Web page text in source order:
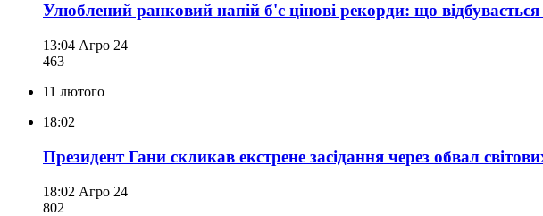
Улюблений ранковий напій б'є цінові рекорди: що
13:04 Агро 24
463
11 лютого
18:02
Президент Гани скликав екстрене засідання через обвал
18:02 Агро 24
802